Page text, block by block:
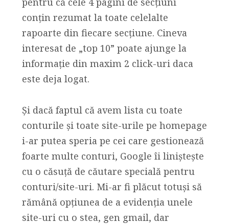
conțin rezumat la toate celelalte
rapoarte din fiecare secțiune. Cineva
interesat de „top 10” poate ajunge la
informație din maxim 2 click-uri daca
este deja logat.
Și dacă faptul că avem lista cu toate
conturile și toate site-urile pe homepage
i-ar putea speria pe cei care gestionează
foarte multe conturi, Google îi liniștește
cu o căsuță de căutare specială pentru
conturi/site-uri. Mi-ar fi plăcut totuși să
rămână opțiunea de a evidenția unele
site-uri cu o stea, gen gmail, dar